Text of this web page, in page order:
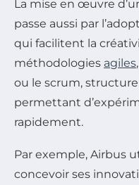
La mise en œuvre
passe aussi par
qui facilitent la
méthodologies agiles
ou le scrum,
permettant
rapidement.
Par exemple, Airbus
concevoir ses